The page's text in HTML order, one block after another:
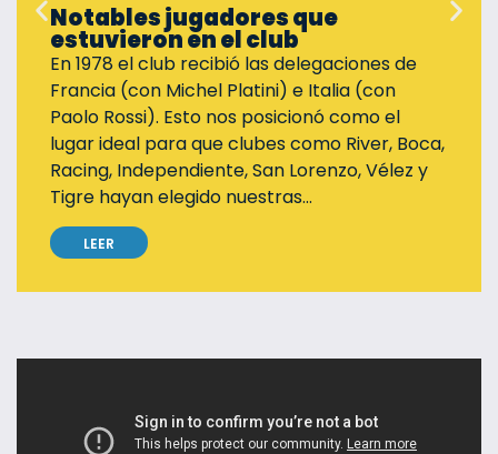
Notables jugadores que
estuvieron en el club
En 1978 el club recibió las delegaciones de
Francia (con Michel Platini) e Italia (con
Paolo Rossi). Esto nos posicionó como el
lugar ideal para que clubes como River, Boca,
Racing, Independiente, San Lorenzo, Vélez y
Tigre hayan elegido nuestras...
LEER